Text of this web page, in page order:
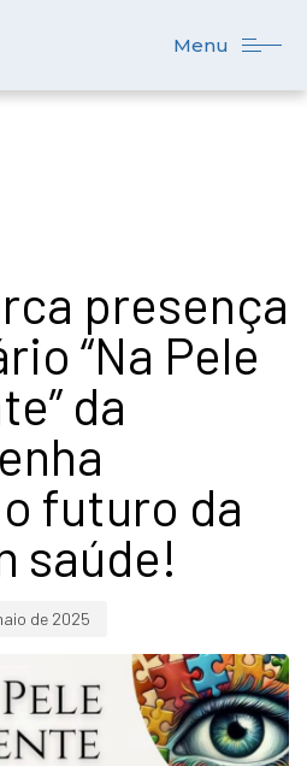
Menu
presença
“Na Pele
da
futuro da
saúde!
de 2025